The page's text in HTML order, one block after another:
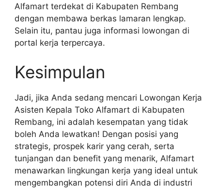
Alfamart terdekat di Kabupaten Rembang
dengan membawa berkas lamaran lengkap.
Selain itu, pantau juga informasi lowongan di
portal kerja terpercaya.
Kesimpulan
Jadi, jika Anda sedang mencari Lowongan Kerja
Asisten Kepala Toko Alfamart di Kabupaten
Rembang, ini adalah kesempatan yang tidak
boleh Anda lewatkan! Dengan posisi yang
strategis, prospek karir yang cerah, serta
tunjangan dan benefit yang menarik, Alfamart
menawarkan lingkungan kerja yang ideal untuk
mengembangkan potensi diri Anda di industri